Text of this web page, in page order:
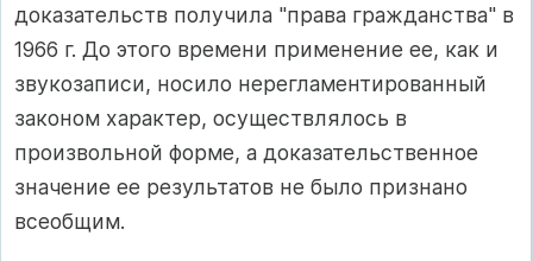
доказательств получила "права гражданства" в
1966 г. До этого времени применение ее, как и
звукозаписи, носило нерегламентированный
законом характер, осуществлялось в
произвольной форме, а доказательственное
значение ее результатов не было признано
всеобщим.